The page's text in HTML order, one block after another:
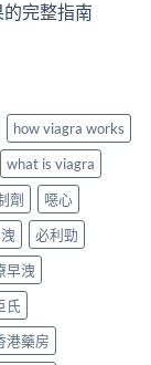
完整指南
how viagra works
what is viagra
劑
噁心
必利勁
早洩
氏
港藥房